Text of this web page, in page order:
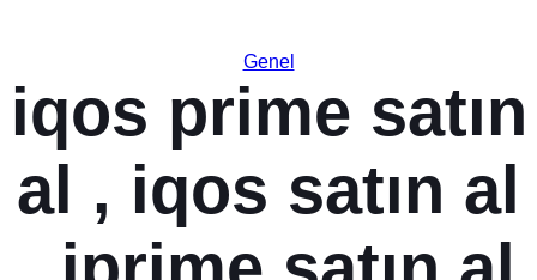
Genel
iqos prime satın
al , iqos satın al